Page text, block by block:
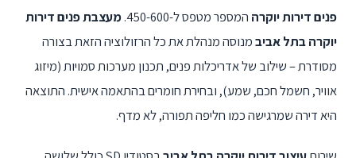
פנים דירות יוקרה המספר מטפס ל-450-600.
מעצבת פנים דירות
יוקרה בתל אביבמנוסה מנהלת את כל הרזולוציה הזאת בצורה
מסודרת – שילוב של אדריכלות פנים, תכנון מערכות סמויות (מיזוג
אוויר, חשמל חכם, שמע), ובחירת חומרים בהתאמה אישית. התוצאה
היא דירה שמרגישה כמו חליפה תפורה, לא מדף.